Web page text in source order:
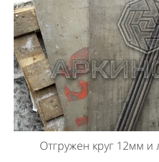
Отгружен круг 12мм